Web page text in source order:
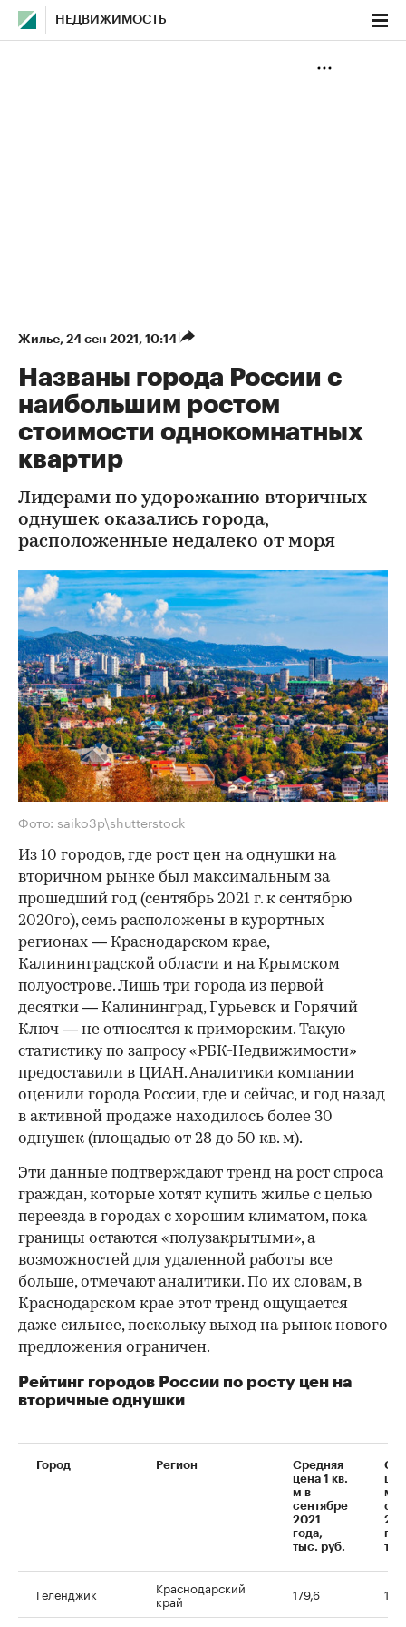
НЕДВИЖИМОСТЬ
Жилье⁠, 24 сен 2021, 10:14
Названы города России с
наибольшим ростом
стоимости однокомнатных
квартир
Лидерами по удорожанию вторичных
однушек оказались города,
расположенные недалеко от моря
Фото: saiko3p\shutterstock
Из 10 городов, где рост цен на однушки на
вторичном рынке был максимальным за
прошедший год (сентябрь 2021 г. к сентябрю
2020го), семь расположены в курортных
регионах — Краснодарском крае,
Калининградской области и на Крымском
полуострове. Лишь три города из первой
десятки — Калининград, Гурьевск и Горячий
Ключ — не относятся к приморским. Такую
статистику по запросу «РБК-Недвижимости»
предоставили в ЦИАН. Аналитики компании
оценили города России, где и сейчас, и год назад
в активной продаже находилось более 30
однушек (площадью от 28 до 50 кв. м).
Эти данные подтверждают тренд на рост спроса
граждан, которые хотят купить жилье с целью
переезда в городах с хорошим климатом, пока
границы остаются «полузакрытыми», а
возможностей для удаленной работы все
больше, отмечают аналитики. По их словам, в
Краснодарском крае этот тренд ощущается
даже сильнее, поскольку выход на рынок нового
предложения ограничен.
Рейтинг городов России по росту цен на
вторичные однушки
Город Регион
Средняя
цена 1 кв.
м в
сентябре
2021
года,
тыс. руб.
м в
Геленджик Краснодарский
край 179,6